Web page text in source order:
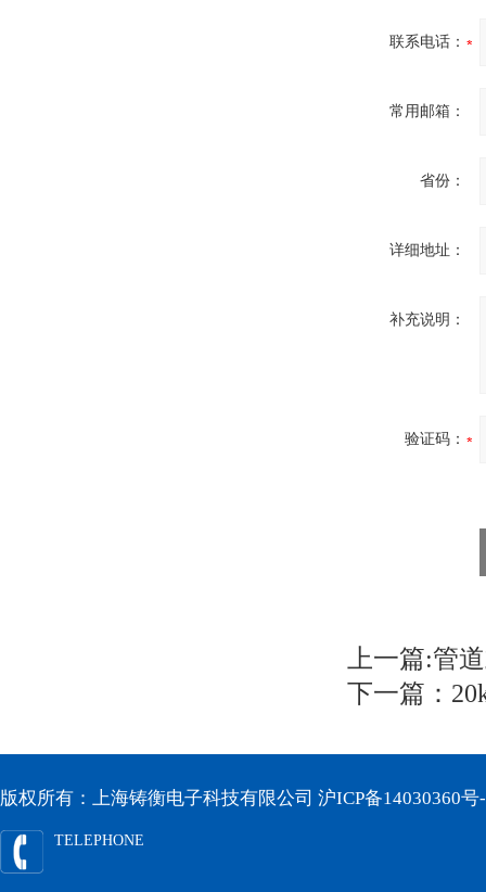
联系电话：
常用邮箱：
省份：
详细地址：
补充说明：
验证码：
上一篇:管
下一篇：
版权所有：上海铸衡电子科技有限公司 沪ICP备14030360号
TELEPHONE